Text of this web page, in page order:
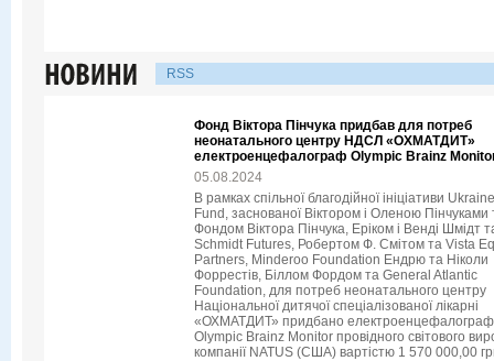
RSS
Фонд Віктора Пінчука придбав для потреб
неонатального центру НДСЛ «ОХМАТДИТ»
електроенцефалограф Olympic Brainz
05.08.2024
В рамках спільної благодійної ініціативи
Fund, заснованої Віктором і Оленою Пінчуками
Фондом Віктора Пінчука, Еріком і Венді Шмідт
Schmidt Futures, Робертом Ф. Смітом та Vista
Partners, Minderoo Foundation Ендрю та Ніколи
Форрестів, Біллом Фордом та General Atlantic
Foundation, для потреб неонатального центру
Національної дитячої спеціалізованої лікарні
«ОХМАТДИТ» придбано електроенцефалограф
Olympic Brainz Monitor провідного світового
компанії NATUS (США) вартістю 1 570 000,00